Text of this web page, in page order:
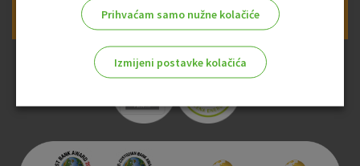
Prijava na newsletter OTP banke
Prihvaćam samo nužne kolačiće
Izmijeni postavke kolačića